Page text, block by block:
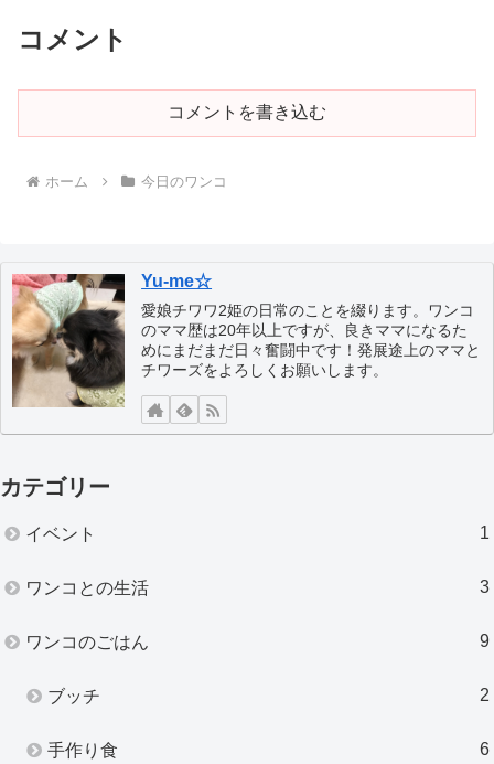
コメント
コメントを書き込む
ホーム 今日のワンコ
Yu-me☆
愛娘チワワ2姫の日常のことを綴ります。ワンコ
のママ歴は20年以上ですが、良きママになるた
めにまだまだ日々奮闘中です！発展途上のママと
チワーズをよろしくお願いします。
カテゴリー
イベント 1
ワンコとの生活 3
ワンコのごはん 9
ブッチ 2
手作り食 6